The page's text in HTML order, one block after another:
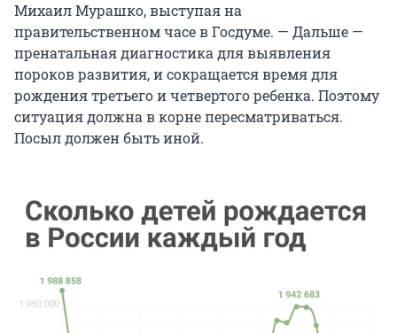
Михаил Мурашко, выступая на
правительственном часе в Госдуме. — Дальше —
пренатальная диагностика для выявления
пороков развития, и сокращается время для
рождения третьего и четвертого ребенка. Поэтому
ситуация должна в корне пересматриваться.
Посыл должен быть иной.